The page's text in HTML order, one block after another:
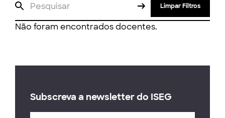
Limpar Filtros
Não foram encontrados docentes.
Subscreva a newsletter do ISEG